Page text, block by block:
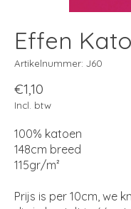
Effen
Artikelnummer: J60
€1,10
Incl. btw
100% katoen
148cm breed
115gr/m²
Prijs is per 10cm, we